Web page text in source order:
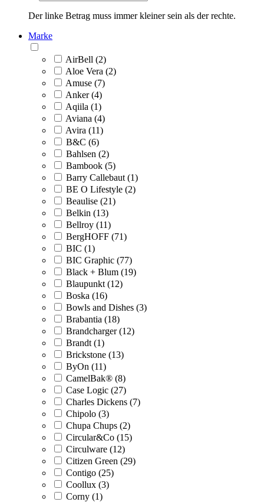
Der linke Betrag muss immer kleiner sein als der rechte.
Marke
AirBell (2)
Aloe Vera (2)
Amuse (7)
Anker (4)
Aqiila (1)
Aviana (4)
Avira (11)
B&C (6)
Bahlsen (2)
Bambook (5)
Barry Callebaut (1)
BE O Lifestyle (2)
Beaulise (21)
Belkin (13)
Bellroy (11)
BergHOFF (71)
BIC (1)
BIC Graphic (77)
Black + Blum (19)
Blaupunkt (12)
Boska (16)
Bowls and Dishes (3)
Brabantia (18)
Brandcharger (12)
Brandt (1)
Brickstone (13)
ByOn (11)
CamelBak® (8)
Case Logic (27)
Charles Dickens (7)
Chipolo (3)
Chupa Chups (2)
Circular&Co (15)
Circulware (12)
Citizen Green (29)
Contigo (25)
Coollux (3)
Corny (1)